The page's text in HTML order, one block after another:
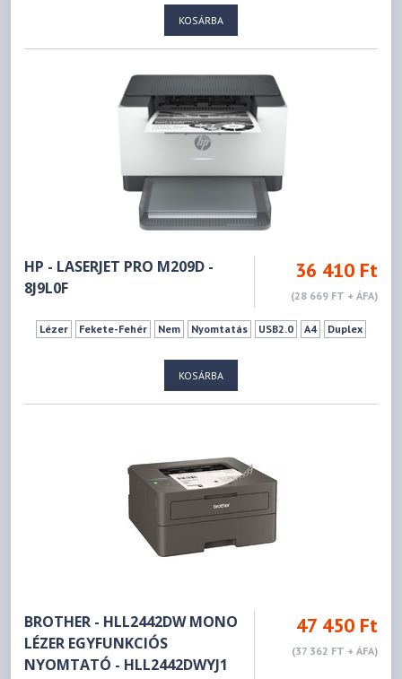
KOSÁRBA
HP - LASERJET PRO M209D -
8J9L0F
36 410 Ft
(28 669 FT + ÁFA)
Lézer Fekete-Fehér Nem Nyomtatás USB2.0 A4 Duplex
KOSÁRBA
BROTHER - HLL2442DW MONO
LÉZER EGYFUNKCIÓS
NYOMTATÓ - HLL2442DWYJ1
47 450 Ft
(37 362 FT + ÁFA)